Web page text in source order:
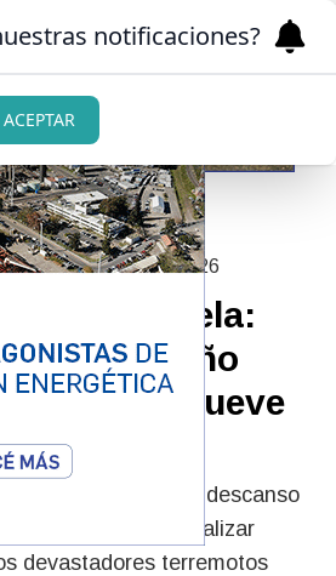
MILAGRO | 03/07/2026
en Venezuela:
a un niño
hace nueve
continúan sin descanso
las tareas para localizar
devastadores terremotos
notificaciones?
ACEPTAR